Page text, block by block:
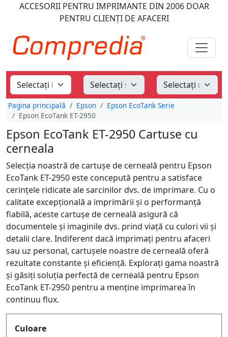
ACCESORII PENTRU IMPRIMANTE DIN 2006DOAR
PENTRU CLIENȚI DE AFACERI
Pagina principală Epson
Epson EcoTank Serie
Epson EcoTank ET-2950
Epson EcoTank ET-2950 Cartuse cu
cerneala
Selecția noastră de cartușe de cerneală pentru Epson
EcoTank ET-2950 este concepută pentru a satisface
cerințele ridicate ale sarcinilor dvs. de imprimare. Cu o
calitate excepțională a imprimării și o performanță
fiabilă, aceste cartușe de cerneală asigură că
documentele și imaginile dvs. prind viață cu culori vii și
detalii clare. Indiferent dacă imprimați pentru afaceri
sau uz personal, cartușele noastre de cerneală oferă
rezultate constante și eficiență. Explorați gama noastră
și găsiți soluția perfectă de cerneală pentru Epson
EcoTank ET-2950 pentru a menține imprimarea în
continuu flux.
Produktfilter
Culoare